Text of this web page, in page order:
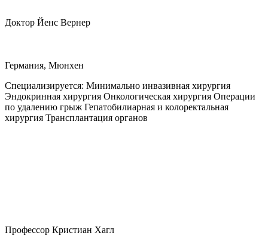
Доктор Йенс Вернер
Германия, Мюнхен
Специализируется: Минимально инвазивная хирургия
Эндокринная хирургия Онкологическая хирургия Операции
по удалению грыж Гепатобилиарная и колоректальная
хирургия Трансплантация органов
Профессор Кристиан Хагл